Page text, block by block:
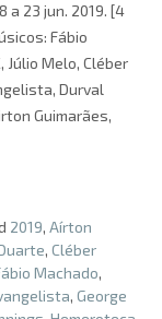
a 23 jun. 2019. [4
Fábio
Júlio Melo, Cléber
Durval
Guimarães,
2019, Aírton
, Cléber
Machado,
, George